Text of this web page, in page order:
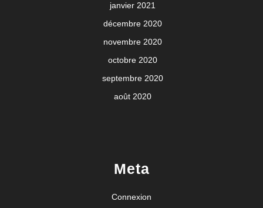
janvier 2021
décembre 2020
novembre 2020
octobre 2020
septembre 2020
août 2020
Meta
Connexion